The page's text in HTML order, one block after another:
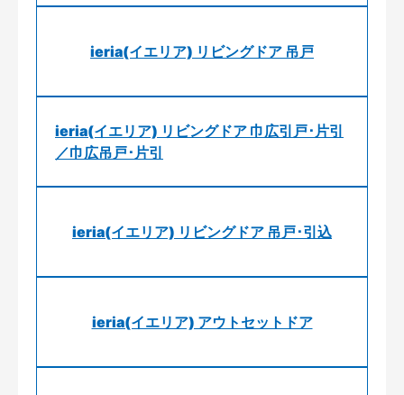
ieria(イエリア) リビングドア 吊戸
ieria(イエリア) リビングドア 巾広引戸･片引
／巾広吊戸･片引
ieria(イエリア) リビングドア 吊戸･引込
ieria(イエリア) アウトセットドア